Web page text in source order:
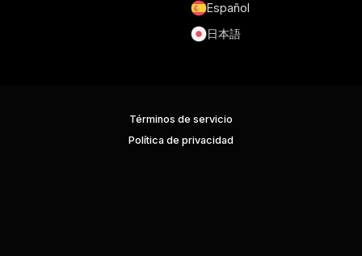
Español
日本語
Términos de servicio
Política de privacidad